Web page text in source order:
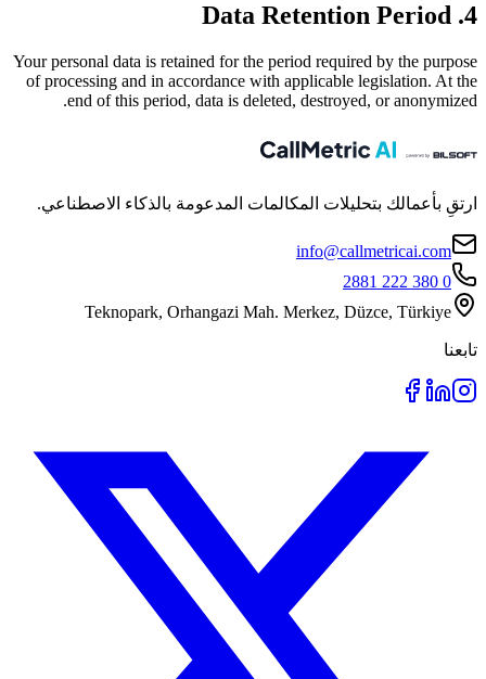
4. Data Retention Period
Your personal data is retained for the period required by the purpose
of processing and in accordance with applicable legislation. At the
end of this period, data is deleted, destroyed, or anonymized.
ارتقِ بأعمالك بتحليلات المكالمات المدعومة بالذكاء الاصطناعي.
info@callmetricai.com
0 380 222 2881
Teknopark, Orhangazi Mah. Merkez, Düzce, Türkiye
تابعنا